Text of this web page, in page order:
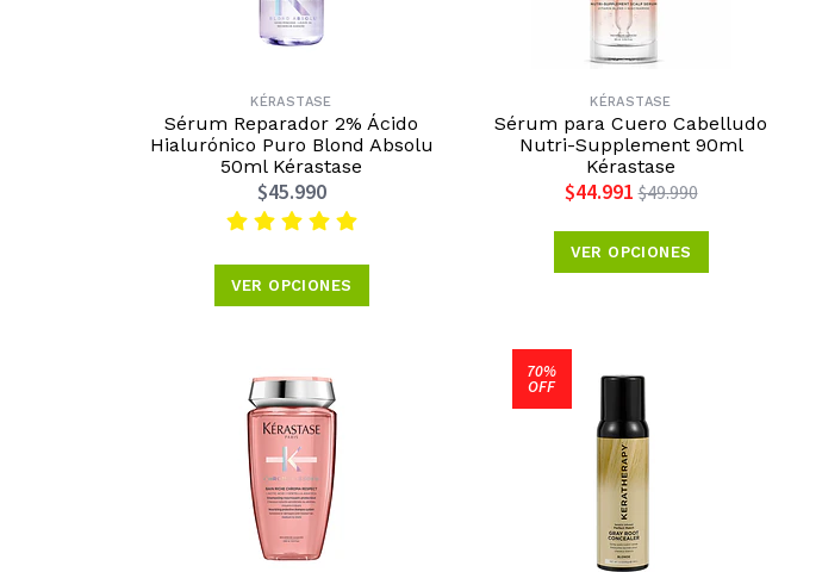
KÉRASTASE
Sérum Reparador 2% Ácido
Hialurónico Puro Blond Absolu
50ml Kérastase
$45.990
VER OPCIONES
KÉRASTASE
Sérum para Cuero Cabelludo
Nutri-Supplement 90ml
Kérastase
$44.991 $49.990
VER OPCIONES
70%
OFF